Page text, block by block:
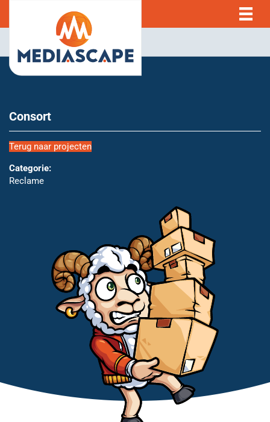
Consort
Terug naar projecten
Categorie:
Reclame